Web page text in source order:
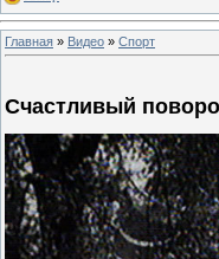
Главная » Видео » Спорт
Счастливый